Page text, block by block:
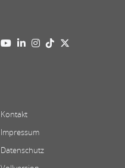
Kontakt
Impressum
Datenschutz